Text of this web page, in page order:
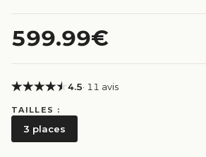
599.99€
4.5· 11 avis
TAILLES :
3 places